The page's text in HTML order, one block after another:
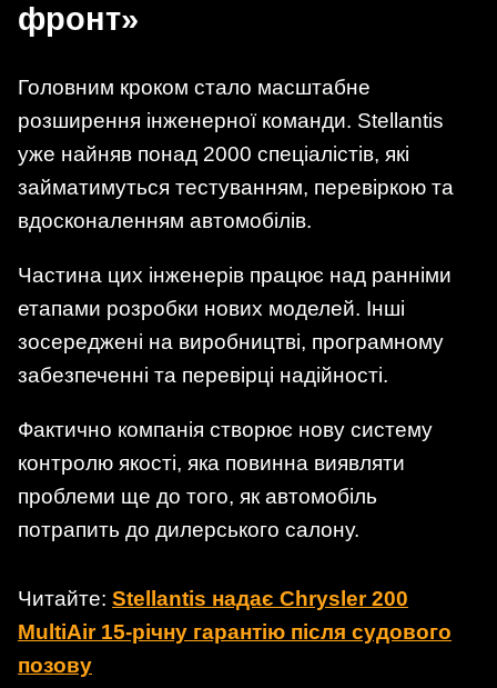
фронт»
Головним кроком стало масштабне
розширення інженерної команди. Stellantis
уже найняв понад 2000 спеціалістів, які
займатимуться тестуванням, перевіркою та
вдосконаленням автомобілів.
Частина цих інженерів працює над ранніми
етапами розробки нових моделей. Інші
зосереджені на виробництві, програмному
забезпеченні та перевірці надійності.
Фактично компанія створює нову систему
контролю якості, яка повинна виявляти
проблеми ще до того, як автомобіль
потрапить до дилерського салону.
Читайте: Stellantis надає Chrysler 200
MultiAir 15-річну гарантію після судового
позову